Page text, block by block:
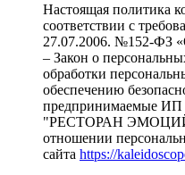
Настоящая политика
соответствии с
27.07.2006. №152-ФЗ
– Закон о
обработки
обеспечению
предпринимаемые
"РЕСТОРАН ЭМОЦИЙ
отношении
сайта https://